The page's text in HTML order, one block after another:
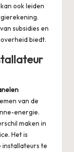
ook leiden
subsidies en
biedt.
van de
energie.
maken in
Het is
installateurs te